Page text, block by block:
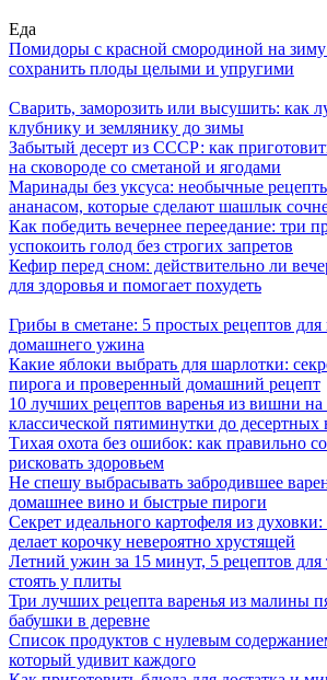
Еда
Помидоры с красной смородиной на
сохранить плоды целыми и упругими
Сварить, заморозить или высушить: как
клубнику и землянику до зимы
Забытый десерт из СССР: как
на сковороде со сметаной и ягодами
Маринады без уксуса: необычные
ананасом, которые сделают шашлык
Как победить вечернее переедание: три
успокоить голод без строгих запретов
Кефир перед сном: действительно ли
для здоровья и помогает похудеть
Грибы в сметане: 5 простых рецептов для
домашнего ужина
Какие яблоки выбрать для шарлотки:
пирога и проверенный домашний рецепт
10 лучших рецептов варенья из вишни на
классической пятиминутки до десертных
Тихая охота без ошибок: как правильно
рисковать здоровьем
Не спешу выбрасывать забродившее
домашнее вино и быстрые пироги
Секрет идеального картофеля из
делает корочку невероятно хрустящей
Летний ужин за 15 минут, 5 рецептов для
стоять у плиты
Три лучших рецепта варенья из малины
бабушки в деревне
Список продуктов с нулевым
который удивит каждого